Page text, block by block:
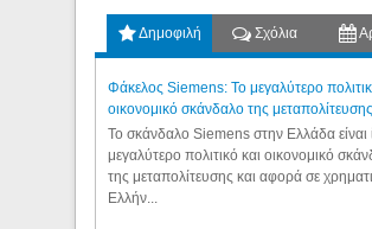
Δημοφιλή Σχόλια
Φάκελος Siemens: Το μεγαλύτερο
οικονομικό σκάνδαλο της
Το σκάνδαλο Siemens στην Ελλάδα είναι
μεγαλύτερο πολιτικό και οικονομικό
της μεταπολίτευσης και αφορά σε
Ελλήν...